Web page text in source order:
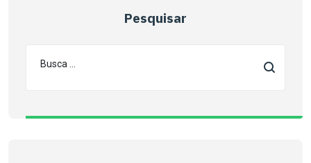
Pesquisar